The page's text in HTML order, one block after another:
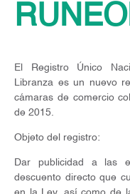
El Registro Único
Libranza es un nuevo
cámaras de comercio
de 2015.
Objeto del registro:
Dar publicidad a las
descuento directo que